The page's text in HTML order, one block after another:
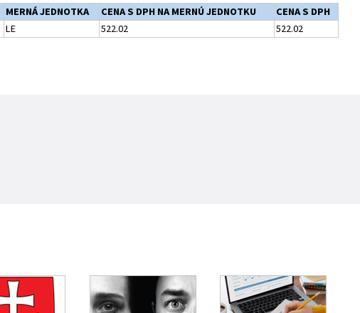
MERNÁ JEDNOTKA CENA S DPH NA MERNÚ JEDNOTKU
CENA S DPH
LE 522.02 522.02